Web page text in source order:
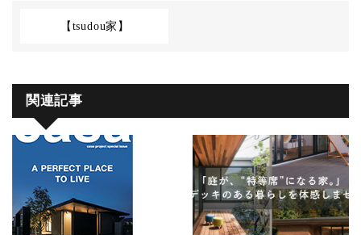
【tsudou家】
関連記事